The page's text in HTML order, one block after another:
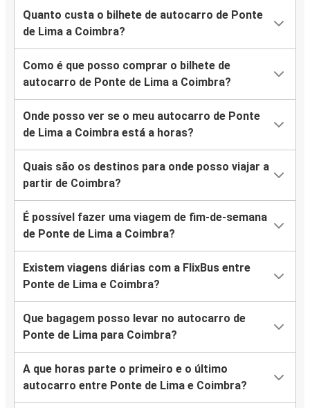
Quanto custa o bilhete de autocarro de Ponte
de Lima a Coimbra?
Como é que posso comprar o bilhete de
autocarro de Ponte de Lima a Coimbra?
Onde posso ver se o meu autocarro de Ponte
de Lima a Coimbra está a horas?
Quais são os destinos para onde posso viajar a
partir de Coimbra?
É possível fazer uma viagem de fim-de-semana
de Ponte de Lima a Coimbra?
Existem viagens diárias com a FlixBus entre
Ponte de Lima e Coimbra?
Que bagagem posso levar no autocarro de
Ponte de Lima para Coimbra?
A que horas parte o primeiro e o último
autocarro entre Ponte de Lima e Coimbra?